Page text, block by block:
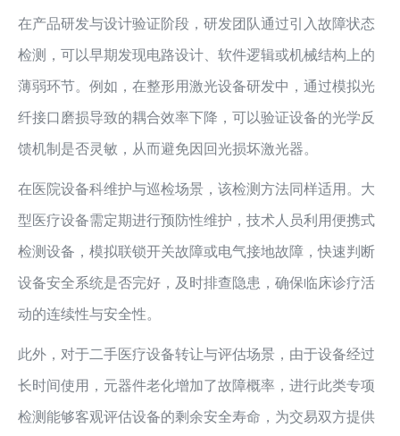
在产品研发与设计验证阶段，研发团队通过引入故障状态
检测，可以早期发现电路设计、软件逻辑或机械结构上的
薄弱环节。例如，在整形用激光设备研发中，通过模拟光
纤接口磨损导致的耦合效率下降，可以验证设备的光学反
馈机制是否灵敏，从而避免因回光损坏激光器。
在医院设备科维护与巡检场景，该检测方法同样适用。大
型医疗设备需定期进行预防性维护，技术人员利用便携式
检测设备，模拟联锁开关故障或电气接地故障，快速判断
设备安全系统是否完好，及时排查隐患，确保临床诊疗活
动的连续性与安全性。
此外，对于二手医疗设备转让与评估场景，由于设备经过
长时间使用，元器件老化增加了故障概率，进行此类专项
检测能够客观评估设备的剩余安全寿命，为交易双方提供